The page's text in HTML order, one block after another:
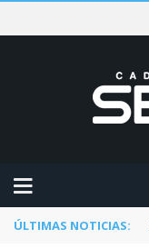
ÚLTIMAS NOTICIAS: